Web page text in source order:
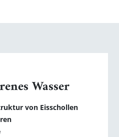
Wasser
von Eisschollen